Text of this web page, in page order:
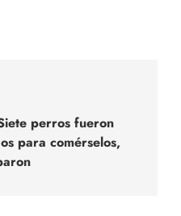
perros fueron
para comérselos,